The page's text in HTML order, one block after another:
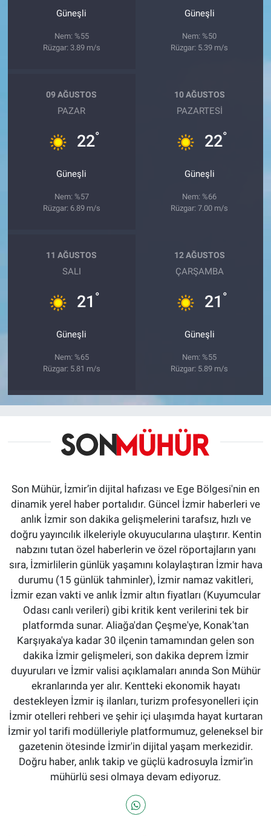
Güneşli
Nem: %55
Rüzgar: 3.89 m/s
Güneşli
Nem: %50
Rüzgar: 5.39 m/s
09 AĞUSTOS
PAZAR
22°
Güneşli
Nem: %57
Rüzgar: 6.89 m/s
10 AĞUSTOS
PAZARTESI
22°
Güneşli
Nem: %66
Rüzgar: 7.00 m/s
11 AĞUSTOS
SALI
21 °
Güneşli
Nem: %65
Rüzgar: 5.81 m/s
12 AĞUSTOS
ÇARŞAMBA
21 °
Güneşli
Nem: %55
Rüzgar: 5.89 m/s
Son Mühür, İzmir’in dijital hafızası ve Ege Bölgesi'nin en
dinamik yerel haber portalıdır. Güncel İzmir haberleri ve
anlık İzmir son dakika gelişmelerini tarafsız, hızlı ve
doğru yayıncılık ilkeleriyle okuyucularına ulaştırır. Kentin
nabzını tutan özel haberlerin ve özel röportajların yanı
sıra, İzmirlilerin günlük yaşamını kolaylaştıran İzmir hava
durumu (15 günlük tahminler), İzmir namaz vakitleri,
İzmir ezan vakti ve anlık İzmir altın fiyatları (Kuyumcular
Odası canlı verileri) gibi kritik kent verilerini tek bir
platformda sunar. Aliağa'dan Çeşme'ye, Konak'tan
Karşıyaka'ya kadar 30 ilçenin tamamından gelen son
dakika İzmir gelişmeleri, son dakika deprem İzmir
duyuruları ve İzmir valisi açıklamaları anında Son Mühür
ekranlarında yer alır. Kentteki ekonomik hayatı
destekleyen İzmir iş ilanları, turizm profesyonelleri için
İzmir otelleri rehberi ve şehir içi ulaşımda hayat kurtaran
İzmir yol tarifi modülleriyle platformumuz, geleneksel bir
gazetenin ötesinde İzmir'in dijital yaşam merkezidir.
Doğru haber, anlık takip ve güçlü kadrosuyla İzmir’in
mühürlü sesi olmaya devam ediyoruz.